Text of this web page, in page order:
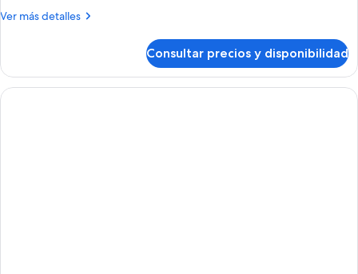
1
o
2
Ver más detalles
Más
estándar
con
1
Consultar precios y disponibilidad